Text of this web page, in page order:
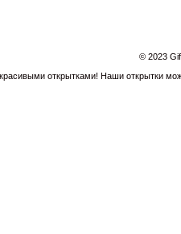
© 2023
открытками! Наши открытки